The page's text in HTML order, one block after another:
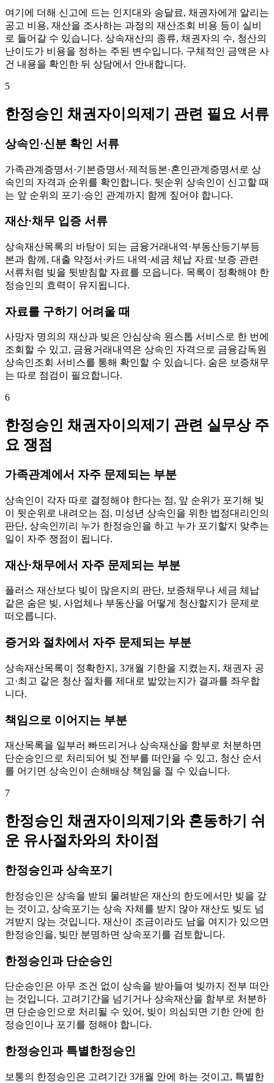
여기에 더해 신고에 드는 인지대와 송달료, 채권자에게 알리는
공고 비용, 재산을 조사하는 과정의 재산조회 비용 등이 실비
로 들어갈 수 있습니다. 상속재산의 종류, 채권자의 수, 청산의
난이도가 비용을 정하는 주된 변수입니다. 구체적인 금액은 사
건 내용을 확인한 뒤 상담에서 안내합니다.
5
한정승인 채권자이의제기 관련 필요 서류
상속인·신분 확인 서류
가족관계증명서·기본증명서·제적등본·혼인관계증명서로 상
속인의 자격과 순위를 확인합니다. 뒷순위 상속인이 신고할 때
는 앞 순위의 포기·승인 관계까지 함께 짚어야 합니다.
재산·채무 입증 서류
상속재산목록의 바탕이 되는 금융거래내역·부동산등기부등
본과 함께, 대출 약정서·카드 내역·세금 체납 자료·보증 관련
서류처럼 빚을 뒷받침할 자료를 모읍니다. 목록이 정확해야 한
정승인의 효력이 유지됩니다.
자료를 구하기 어려울 때
사망자 명의의 재산과 빚은 안심상속 원스톱 서비스로 한 번에
조회할 수 있고, 금융거래내역은 상속인 자격으로 금융감독원
상속인조회 서비스를 통해 확인할 수 있습니다. 숨은 보증채무
는 따로 점검이 필요합니다.
6
한정승인 채권자이의제기 관련 실무상 주
요 쟁점
가족관계에서 자주 문제되는 부분
상속인이 각자 따로 결정해야 한다는 점, 앞 순위가 포기해 빚
이 뒷순위로 내려오는 점, 미성년 상속인을 위한 법정대리인의
판단, 상속인끼리 누가 한정승인을 하고 누가 포기할지 맞추는
일이 자주 쟁점이 됩니다.
재산·채무에서 자주 문제되는 부분
플러스 재산보다 빚이 많은지의 판단, 보증채무나 세금 체납
같은 숨은 빚, 사업체나 부동산을 어떻게 청산할지가 문제로
떠오릅니다.
증거와 절차에서 자주 문제되는 부분
상속재산목록이 정확한지, 3개월 기한을 지켰는지, 채권자 공
고·최고 같은 청산 절차를 제대로 밟았는지가 결과를 좌우합
니다.
책임으로 이어지는 부분
재산목록을 일부러 빠뜨리거나 상속재산을 함부로 처분하면
단순승인으로 처리되어 빚 전부를 떠안을 수 있고, 청산 순서
를 어기면 상속인이 손해배상 책임을 질 수 있습니다.
7
한정승인 채권자이의제기와 혼동하기 쉬
운 유사절차와의 차이점
한정승인과 상속포기
한정승인은 상속을 받되 물려받은 재산의 한도에서만 빚을 갚
는 것이고, 상속포기는 상속 자체를 받지 않아 재산도 빚도 넘
겨받지 않는 것입니다. 재산이 조금이라도 남을 여지가 있으면
한정승인을, 빚만 분명하면 상속포기를 검토합니다.
한정승인과 단순승인
단순승인은 아무 조건 없이 상속을 받아들여 빚까지 전부 떠안
는 것입니다. 고려기간을 넘기거나 상속재산을 함부로 처분하
면 단순승인으로 처리될 수 있어, 빚이 의심되면 기한 안에 한
정승인이나 포기를 정해야 합니다.
한정승인과 특별한정승인
보통의 한정승인은 고려기간 3개월 안에 하는 것이고, 특별한